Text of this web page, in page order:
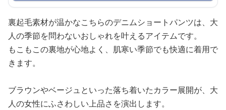
裏起毛素材が温かなこちらのデニムショートパンツは、大
人の季節を問わないおしゃれを叶えるアイテムです。
もこもこの裏地が心地よく、肌寒い季節でも快適に着用で
きます。
ブラウンやベージュといった落ち着いたカラー展開が、大
人の女性にふさわしい上品さを演出します。